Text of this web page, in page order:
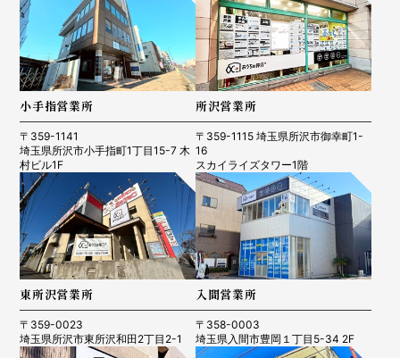
小手指営業所
〒359-1141
埼玉県所沢市小手指町1丁目15-7 木
村ビル1F
所沢営業所
〒359-1115 埼玉県所沢市御幸町1-
16
スカイライズタワー1階
東所沢営業所
〒359-0023
埼玉県所沢市東所沢和田2丁目2-1
入間営業所
〒358-0003
埼玉県入間市豊岡１丁目5-34 2F